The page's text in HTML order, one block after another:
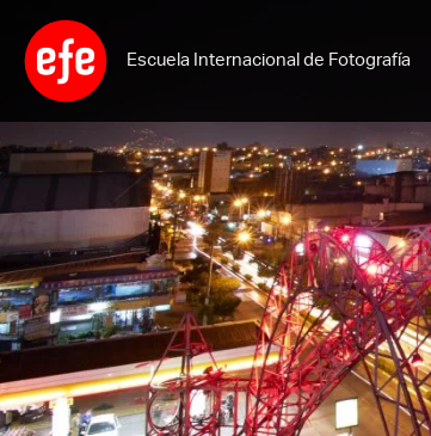
contenido
Escuela Internacional de Fotografía